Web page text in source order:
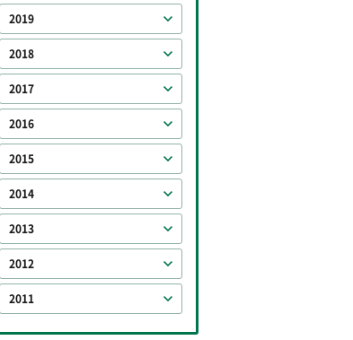
2019
2018
2017
2016
2015
2014
2013
2012
2011